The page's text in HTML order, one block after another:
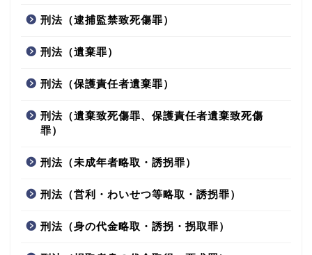
刑法（逮捕監禁致死傷罪）
刑法（遺棄罪）
刑法（保護責任者遺棄罪）
刑法（遺棄致死傷罪、保護責任者遺棄致死傷
罪）
刑法（未成年者略取・誘拐罪）
刑法（営利・わいせつ等略取・誘拐罪）
刑法（身の代金略取・誘拐・拐取罪）